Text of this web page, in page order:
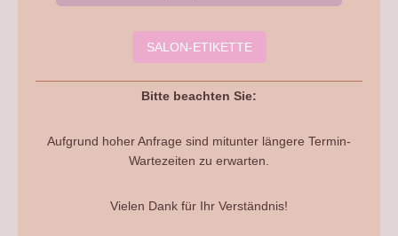
SALON-ETIKETTE
Bitte beachten Sie:
Aufgrund hoher Anfrage sind mitunter längere Termin-
Wartezeiten zu erwarten.
Vielen Dank für Ihr Verständnis!